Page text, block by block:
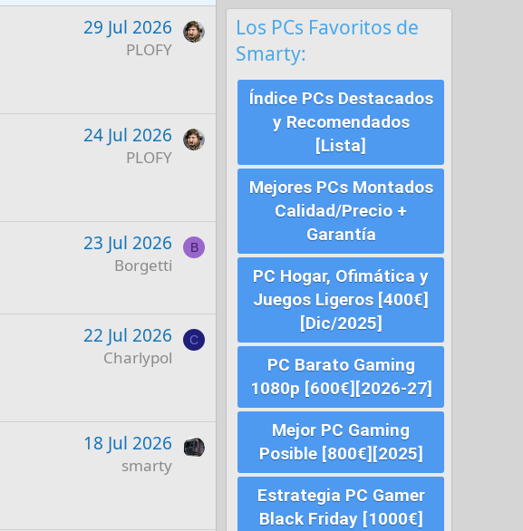
29 Jul 2026
PLOFY
24 Jul 2026
PLOFY
23 Jul 2026
Borgetti
B
22 Jul 2026
Charlypol
C
18 Jul 2026
smarty
Los PCs Favoritos de
Smarty:
Índice PCs Destacados
y Recomendados
[Lista]
Mejores PCs Montados
Calidad/Precio +
Garantía
PC Hogar, Ofimática y
Juegos Ligeros [400€]
[Dic/2025]
PC Barato Gaming
1080p [600€][2026-27]
Mejor PC Gaming
Posible [800€][2025]
Estrategia PC Gamer
Black Friday [1000€]